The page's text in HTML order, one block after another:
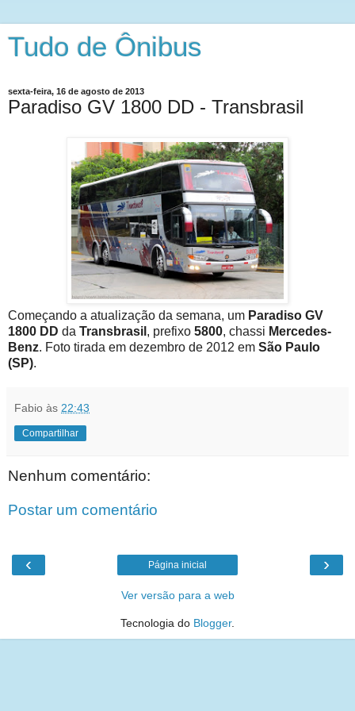
Tudo de Ônibus
sexta-feira, 16 de agosto de 2013
Paradiso GV 1800 DD - Transbrasil
Começando a atualização da semana, um Paradiso GV
1800 DD da Transbrasil , prefixo 5800, chassi Mercedes-
Benz. Foto tirada em dezembro de 2012 em São Paulo
(SP).
Fabio às 22:43
Compartilhar
Nenhum comentário:
Postar um comentário
‹ ›
Página inicial
Ver versão para a web
Tecnologia do Blogger.